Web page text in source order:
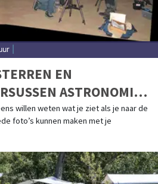
EN
ASTRONOMIE
BINNENKORT VAN
willen weten wat je ziet als je naar de
foto’s kunnen maken met je